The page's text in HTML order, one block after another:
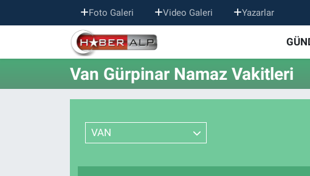
Foto Galeri Video Galeri Yazarlar
Van Gürpinar Namaz Vakitleri
VAN
Nöbetçi Eczaneler
Hava Durumu
Süper Lig Puan Durumu ve Fikstür
Tüm Manşetler